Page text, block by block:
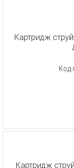
Картридж
Код
Картридж